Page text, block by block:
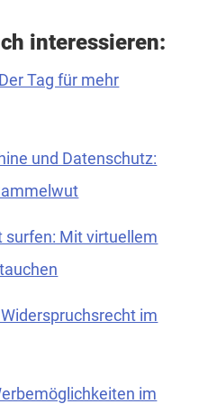
interessieren:
Tag für mehr
und Datenschutz:
Mit virtuellem
im
im